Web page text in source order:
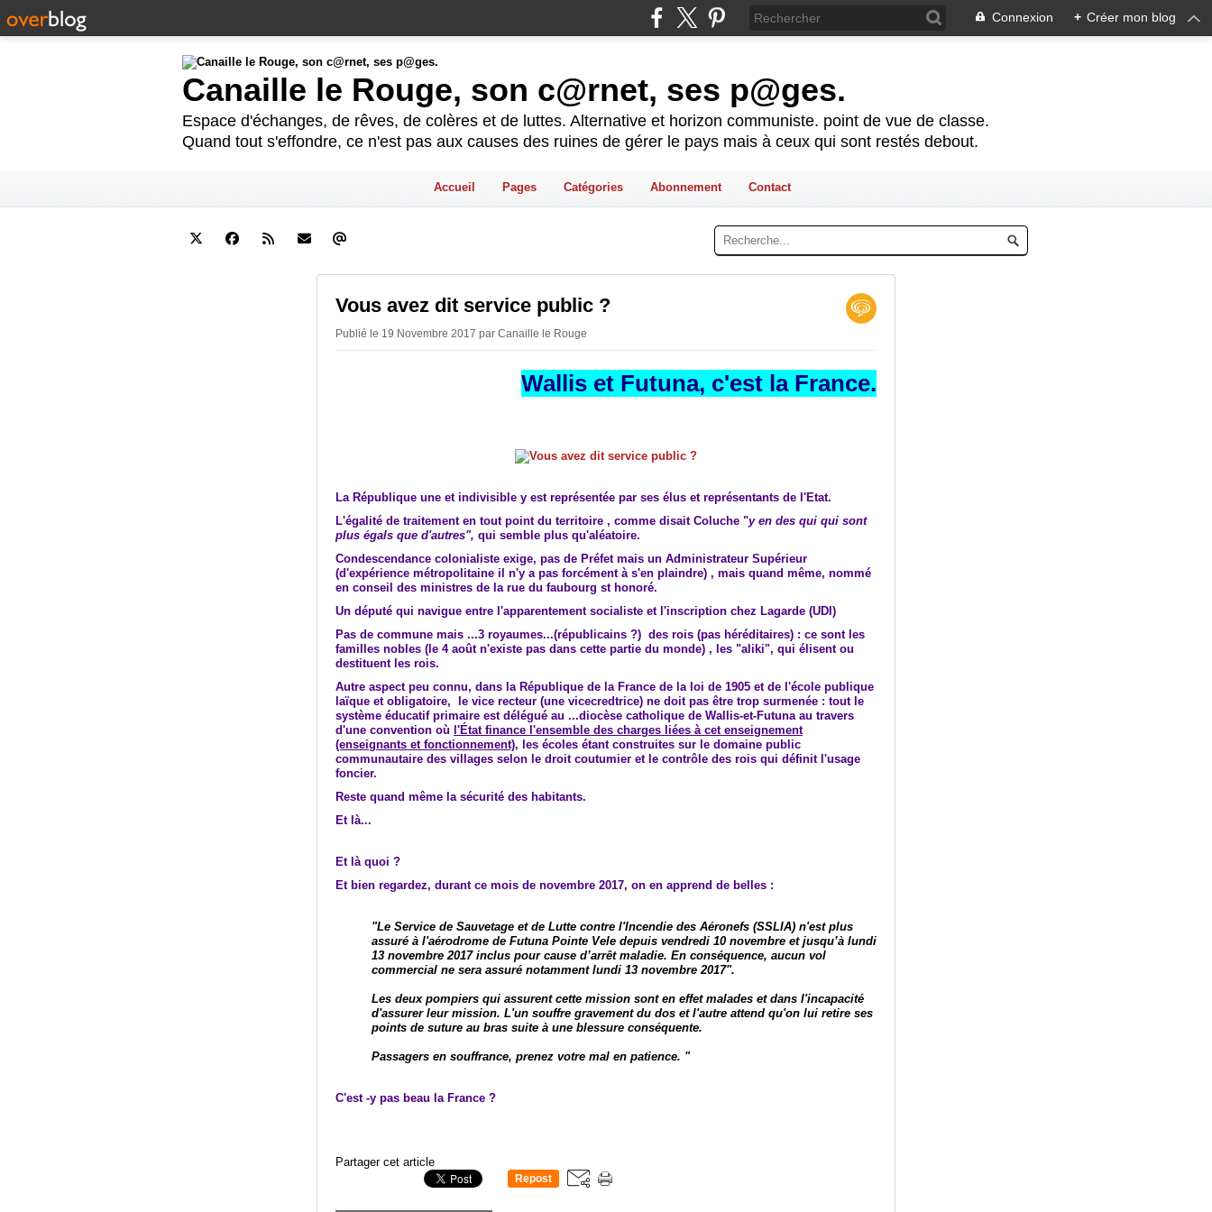
Connexion + Créer mon blog
Canaille le Rouge, son c@rnet, ses p@ges.
Espace d'échanges, de rêves, de colères et de luttes. Alternative et horizon communiste. point de vue de classe.
Quand tout s'effondre, ce n'est pas aux causes des ruines de gérer le pays mais à ceux qui sont restés debout.
Accueil Pages Catégories Abonnement Contact
Vous avez dit service public ?
Publié le 19 Novembre 2017 par Canaille le Rouge
Wallis et Futuna, c'est la France.
La République une et indivisible y est représentée par ses élus et représentants de l'Etat.
L'égalité de traitement en tout point du territoire , comme disait Coluche "y en des qui qui sont
plus égals que d'autres", qui semble plus qu'aléatoire.
Condescendance colonialiste exige, pas de Préfet mais un Administrateur Supérieur
(d'expérience métropolitaine il n'y a pas forcément à s'en plaindre) , mais quand même, nommé
en conseil des ministres de la rue du faubourg st honoré.
Un député qui navigue entre l'apparentement socialiste et l'inscription chez Lagarde (UDI)
Pas de commune mais ...3 royaumes...(républicains ?) des rois (pas héréditaires) : ce sont les
familles nobles (le 4 août n'existe pas dans cette partie du monde) , les "aliki", qui élisent ou
destituent les rois.
Autre aspect peu connu, dans la République de la France de la loi de 1905 et de l'école publique
laïque et obligatoire, le vice recteur (une vicecredtrice) ne doit pas être trop surmenée : tout le
système éducatif primaire est délégué au ...diocèse catholique de Wallis-et-Futuna au travers
d'une convention où l'État finance l'ensemble des charges liées à cet enseignement
(enseignants et fonctionnement), les écoles étant construites sur le domaine public
communautaire des villages selon le droit coutumier et le contrôle des rois qui définit l'usage
foncier.
Reste quand même la sécurité des habitants.
Et là...
Et là quoi ?
Et bien regardez, durant ce mois de novembre 2017, on en apprend de belles :
"Le Service de Sauvetage et de Lutte contre l'Incendie des Aéronefs (SSLIA) n'est plus
assuré à l'aérodrome de Futuna Pointe Vele depuis vendredi 10 novembre et jusqu’à lundi
13 novembre 2017 inclus pour cause d’arrêt maladie. En conséquence, aucun vol
commercial ne sera assuré notamment lundi 13 novembre 2017".
Les deux pompiers qui assurent cette mission sont en effet malades et dans l'incapacité
d'assurer leur mission. L'un souffre gravement du dos et l'autre attend qu'on lui retire ses
points de suture au bras suite à une blessure conséquente.
Passagers en souffrance, prenez votre mal en patience. ​​​​​​"
C'est -y pas beau la France ?
Partager cet article
Repost